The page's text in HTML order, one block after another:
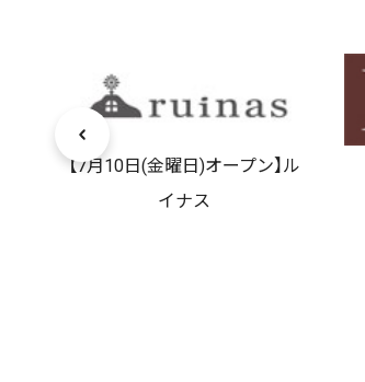
【7月10日(金曜日)オープン】ル
イナス